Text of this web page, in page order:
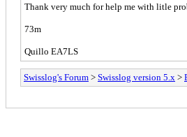
Thank very much for help me with litle
73m
Quillo EA7LS
Swisslog's Forum > Swisslog version 5.x >